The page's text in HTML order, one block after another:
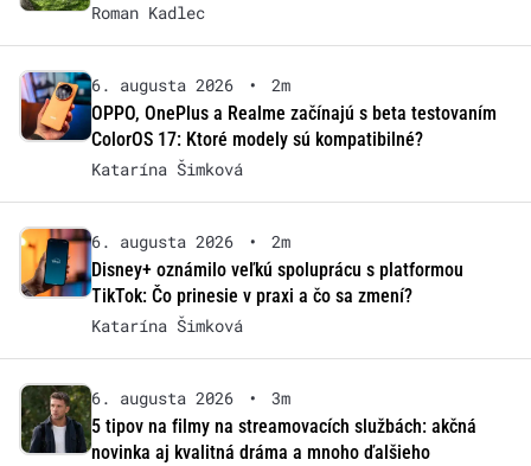
Roman Kadlec
6. augusta 2026 •
2m
OPPO, OnePlus a Realme začínajú s beta testovaním
ColorOS 17: Ktoré modely sú kompatibilné?
Katarína Šimková
6. augusta 2026 •
2m
Disney+ oznámilo veľkú spoluprácu s platformou
TikTok: Čo prinesie v praxi a čo sa zmení?
Katarína Šimková
6. augusta 2026 •
3m
5 tipov na filmy na streamovacích službách: akčná
novinka aj kvalitná dráma a mnoho ďalšieho